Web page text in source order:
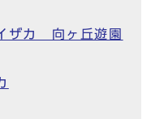
ザカ 向ヶ丘遊園